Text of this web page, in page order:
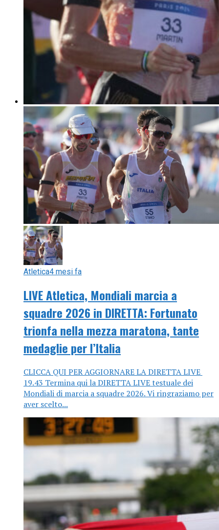
Atletica4 mesi fa
LIVE Atletica, Mondiali marcia a
squadre 2026 in DIRETTA: Fortunato
trionfa nella mezza maratona, tante
medaglie per l’Italia
CLICCA QUI PER AGGIORNARE LA DIRETTA LIVE
19.43 Termina qui la DIRETTA LIVE testuale dei
Mondiali di marcia a squadre 2026. Vi ringraziamo per
aver scelto...